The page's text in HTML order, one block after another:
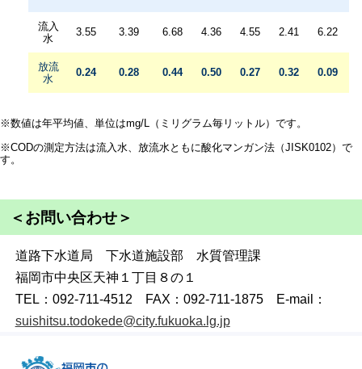
流入
水
3.55 3.39 6.68 4.36 4.55 2.41 6.22
放流
水
0.24 0.28 0.44 0.50 0.27 0.32 0.09
※数値は年平均値、単位はmg/L（ミリグラム毎リットル）です。
※CODの測定方法は流入水、放流水ともに酸化マンガン法（JISK0102）で
す。
＜お問い合わせ＞
道路下水道局 下水道施設部 水質管理課
福岡市中央区天神１丁目８の１
TEL：092-711-4512 FAX：092-711-1875 E-mail：
suishitsu.todokede@city.fukuoka.lg.jp